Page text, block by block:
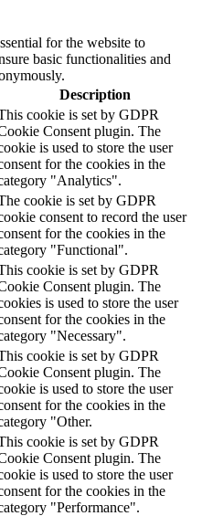
for the website to
basic functionalities and
Description
cookie is set by GDPR
Consent plugin. The
is used to store the user
for the cookies in the
"Analytics".
cookie is set by GDPR
consent to record the user
for the cookies in the
"Functional".
cookie is set by GDPR
Consent plugin. The
is used to store the user
for the cookies in the
"Necessary".
cookie is set by GDPR
Consent plugin. The
is used to store the user
for the cookies in the
"Other.
cookie is set by GDPR
Consent plugin. The
is used to store the user
for the cookies in the
"Performance".